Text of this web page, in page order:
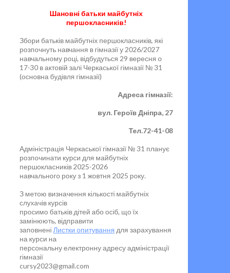
Шановні батьки майбутніх
першокласників!
Збори батьків майбутніх першокласників, які
розпочнуть навчання в гімназії у 2026/2027
навчальному році, відбудуться 29 вересня о
17-30 в актовій залі Черкаської гімназії № 31
(основна будівля гімназії)
Адреса гімназії:
вул. Героїв Дніпра, 27
Тел.72-41-08
Адміністрація Черкаської гімназії № 31 планує
розпочинати курси для майбутніх
першокласників 2025-2026
навчального року з 1 жовтня 2025 року.
З метою визначення кількості майбутніх
слухачів курсів
просимо батьків дітей або осіб, що їх
замінюють, відправити
заповнені Листки опитування для зарахування
на курси на
персональну електронну адресу адміністрації
гімназії
cursy2023@gmail.com